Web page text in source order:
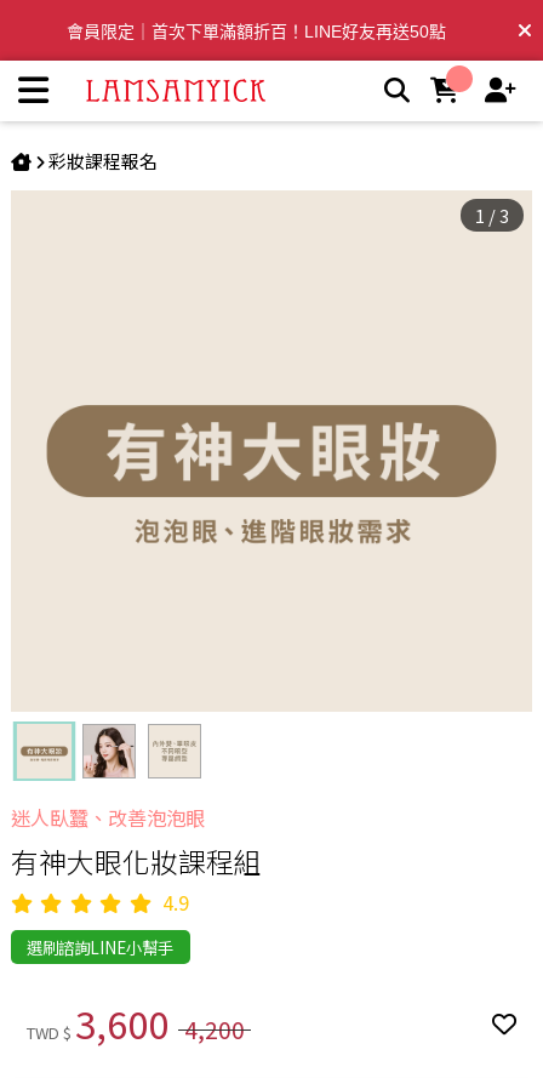
全台滿千免運🛒訂單付款後3~5日內出貨
彩妝課程報名
1 /3
迷人臥蠶、改善泡泡眼
有神大眼化妝課程組
4.9
選刷諮詢LINE小幫手
TWD $ 3,600 4,200